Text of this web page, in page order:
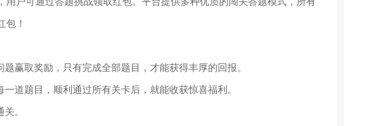
包！
赢取奖励，只有完成全部题目，才能获得丰厚的回报。
道题目，顺利通过所有关卡后，就能收获惊喜福利。
。